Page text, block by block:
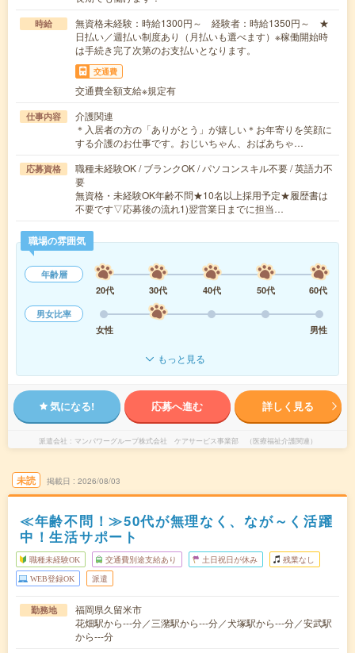
時給
無資格未経験：時給1300円～ 経験者：時給1350円～ ★
日払い／週払い制度あり（月払いも選べます）※稼働開始時
は手続き完了次第のお支払いとなります。
交通費
交通費全額支給※規定有
仕事内容
介護関連
＊入居者の方の「ありがとう」が嬉しい＊お年寄りを笑顔に
する介護のお仕事です。おじいちゃん、おばあちゃ…
応募資格
職種未経験OK / ブランクOK / パソコンスキル不要 / 英語力不
要
無資格・未経験OK年齢不問★10名以上採用予定★履歴書は
不要です▽応募後の流れ1)翌営業日までに担当…
職場の雰囲気
年齢層
20代
30代 40代 50代
60代
男女比率
女性
男性
もっと見る
気になる! 応募へ進む 詳しく見る
派遣会社 マンパワーグループ株式会社 ケアサービス事業部 （医療福祉介護関連）
未読 掲載日 2026/08/03
≪年齢不問！≫50代が無理なく、なが～く活躍
中！生活サポート
職種未経験OK 交通費別途支給あり 土日祝日が休み 残業なし
WEB登録OK 派遣
勤務地
福岡県久留米市
花畑駅から---分／三潴駅から---分／犬塚駅から---分／安武駅
から---分